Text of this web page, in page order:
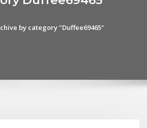
by category "Duffee69465"